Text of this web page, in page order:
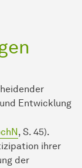
Entwicklung
, S. 45).
ihrer
der